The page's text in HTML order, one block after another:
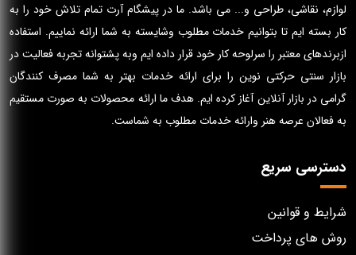
لوازم، نقاشی، طراحی و... می باشد. ما در پیشگام آرت تمام تلاش خود را به
کار بسته ایم تا بتوانیم خدمات مطلوب وشایسته به شما ارائه نماییم. استفاده
ازبرندهای معتبر را سرلوحه کار خود قرار داده ایم وبه پشتوانه تجربه فعالیت در
بازار سنتی حرکتی نوین را برای ارائه خدمات بهتر به شما مصرف کنندگان
گرامی در بازار آنلاین آغاز کرده ایم. هدف ما ارائه محصولات به صورت مستقیم
به فعالان عرصه هنر وارائه خدمات مطلوب به شماست.
دسترسی سریع
شرایط و قوانین
روش های پرداخت